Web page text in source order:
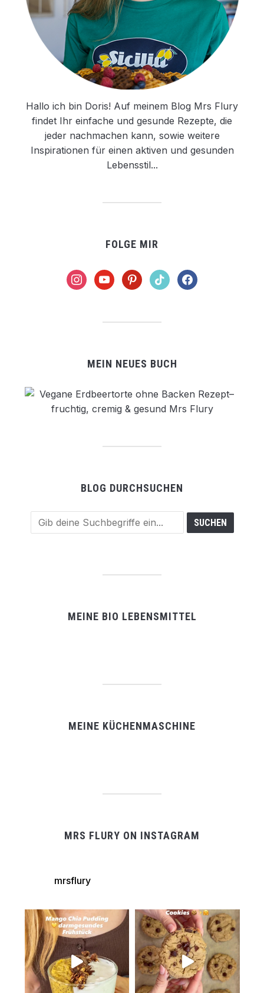
Hallo ich bin Doris! Auf meinem Blog Mrs Flury
findet Ihr einfache und gesunde Rezepte, die
jeder nachmachen kann, sowie weitere
Inspirationen für einen aktiven und gesunden
Lebensstil...
FOLGE MIR
instagramyoutubepinteresttiktok facebook
MEIN NEUES BUCH
BLOG DURCHSUCHEN
MEINE BIO LEBENSMITTEL
MEINE KÜCHENMASCHINE
MRS FLURY ON INSTAGRAM
mrsflury